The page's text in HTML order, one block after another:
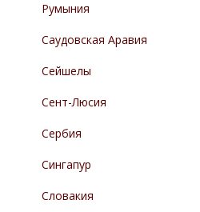
Румыния
Саудовская Аравия
Сейшелы
Сент-Люсия
Сербия
Сингапур
Словакия